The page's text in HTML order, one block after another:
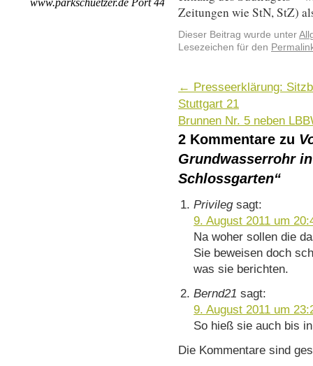
Zeitungen wie StN, StZ)
Dieser Beitrag wurde unter
Lesezeichen für den
← Presseerklärung:
Stuttgart 21
Brunnen Nr. 5 neben
2 Kommentare zu
Grundwasserrohr
Schlossgarten“
Privileg sagt:
9. August 2011 um
Na woher sollen die
Sie beweisen doch
was sie berichten.
Bernd21 sagt:
9. August 2011 um
So hieß sie auch bis
Die Kommentare sind